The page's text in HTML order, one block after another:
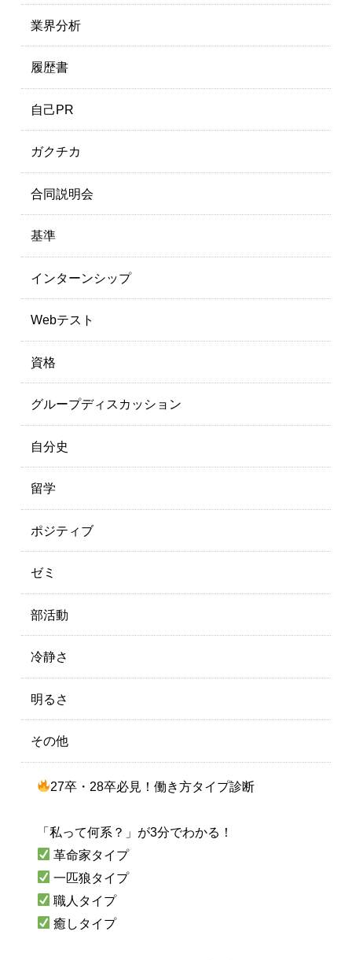
業界分析
履歴書
自己PR
ガクチカ
合同説明会
基準
インターンシップ
Webテスト
資格
グループディスカッション
自分史
留学
ポジティブ
ゼミ
部活動
冷静さ
明るさ
その他
27卒・28卒必見！働き方タイプ診断
「私って何系？」が3分でわかる！
革命家タイプ
一匹狼タイプ
職人タイプ
癒しタイプ